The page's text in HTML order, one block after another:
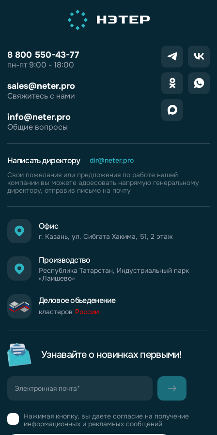
8 800 550-43-77
пн-пт 9:00 - 18:00
sales@neter.pro
Свяжитесь с нами
info@neter.pro
Общие вопросы
Деловое обьеденение
кластеров России
Производство
Республика Татарстан, Индустриальный парк
«Лаишево»
Офис
г. Казань, ул. Сибгата Хакима, 51, 2 этаж
Написать директору
dir@neter.pro
Свои пожелания или предложения по работе нашей
компании вы можете адресовать напрямую генеральному
директору, отправив письмо на почту
Узнавайте о новинках первыми!
Нажимая кнопку, вы даете согласие на получение
информационных и рекламных сообщений